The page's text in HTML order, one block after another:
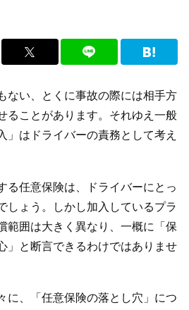
ない、とくに事故の際には相手方
ることがあります。それゆえ一般
」はドライバーの責務として考え
る任意保険は、ドライバーにとっ
しょう。しかし加入しているプラ
範囲は大きく異なり、一概に「保
」と断言できるわけではありませ
に、「任意保険の落とし穴」につ